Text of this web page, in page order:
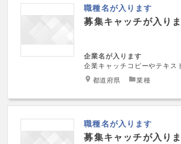
職種名が入ります
募集キャッチが入り
企業名が入ります
企業キャッチコピーやテキス
都道府県 業種
職種名が入ります
募集キャッチが入り